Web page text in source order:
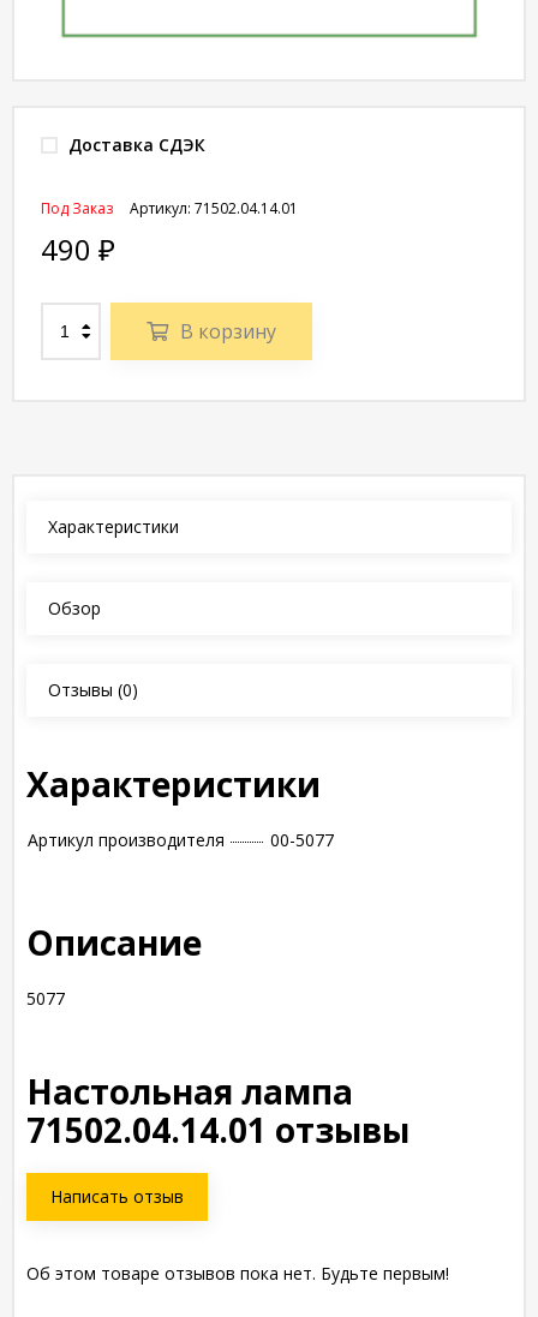
Доставка СДЭК
Артикул: 71502.04.14.01
Под Заказ
490 ₽
В корзину
Характеристики
Обзор
Отзывы (0)
Характеристики
Артикул производителя 00-5077
Описание
5077
Настольная лампа
71502.04.14.01 отзывы
Написать отзыв
Об этом товаре отзывов пока нет. Будьте первым!